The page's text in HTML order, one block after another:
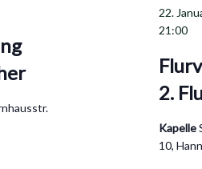
22.
21:00
2.
Kapelle
10,